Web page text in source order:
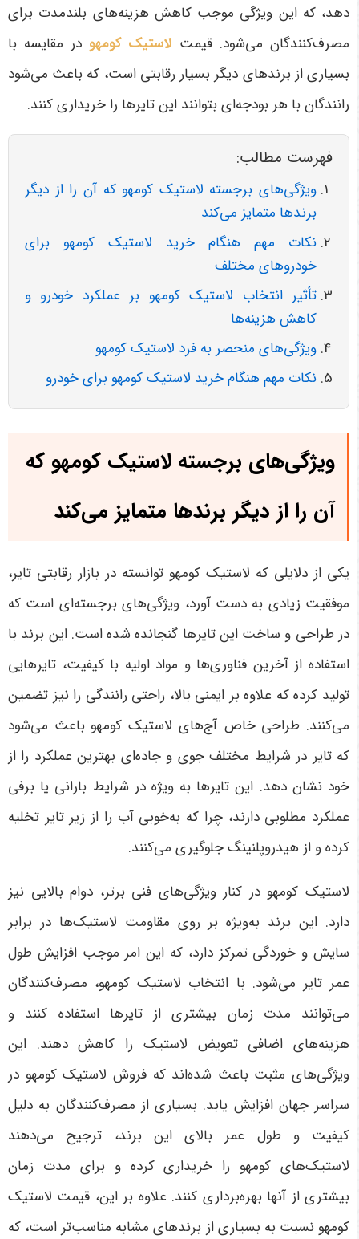
دهد، که این ویژگی موجب کاهش هزینه‌های بلندمدت برای
مصرف‌کنندگان می‌شود. قیمت لاستیک کومهو در مقایسه با
بسیاری از برندهای دیگر بسیار رقابتی است، که باعث می‌شود
رانندگان با هر بودجه‌ای بتوانند این تایرها را خریداری کنند.
فهرست مطالب:
ویژگی‌های برجسته لاستیک کومهو که آن را از دیگر
برندها متمایز می‌کند
نکات مهم هنگام خرید لاستیک کومهو برای
خودروهای مختلف
تأثیر انتخاب لاستیک کومهو بر عملکرد خودرو و
کاهش هزینه‌ها
ویژگی‌های منحصر به فرد لاستیک کومهو
نکات مهم هنگام خرید لاستیک کومهو برای خودرو
ویژگی‌های برجسته لاستیک کومهو که
آن را از دیگر برندها متمایز می‌کند
یکی از دلایلی که لاستیک کومهو توانسته در بازار رقابتی تایر،
موفقیت زیادی به دست آورد، ویژگی‌های برجسته‌ای است که
در طراحی و ساخت این تایرها گنجانده شده است. این برند با
استفاده از آخرین فناوری‌ها و مواد اولیه با کیفیت، تایرهایی
تولید کرده که علاوه بر ایمنی بالا، راحتی رانندگی را نیز تضمین
می‌کنند. طراحی خاص آج‌های لاستیک کومهو باعث می‌شود
که تایر در شرایط مختلف جوی و جاده‌ای بهترین عملکرد را از
خود نشان دهد. این تایرها به ویژه در شرایط بارانی یا برفی
عملکرد مطلوبی دارند، چرا که به‌خوبی آب را از زیر تایر تخلیه
کرده و از هیدروپلنینگ جلوگیری می‌کنند.
لاستیک کومهو در کنار ویژگی‌های فنی برتر، دوام بالایی نیز
دارد. این برند به‌ویژه بر روی مقاومت لاستیک‌ها در برابر
سایش و خوردگی تمرکز دارد، که این امر موجب افزایش طول
عمر تایر می‌شود. با انتخاب لاستیک کومهو، مصرف‌کنندگان
می‌توانند مدت زمان بیشتری از تایرها استفاده کنند و
هزینه‌های اضافی تعویض لاستیک را کاهش دهند. این
ویژگی‌های مثبت باعث شده‌اند که فروش لاستیک کومهو در
سراسر جهان افزایش یابد. بسیاری از مصرف‌کنندگان به دلیل
کیفیت و طول عمر بالای این برند، ترجیح می‌دهند
لاستیک‌های کومهو را خریداری کرده و برای مدت زمان
بیشتری از آنها بهره‌برداری کنند. علاوه بر این، قیمت لاستیک
کومهو نسبت به بسیاری از برندهای مشابه مناسب‌تر است، که